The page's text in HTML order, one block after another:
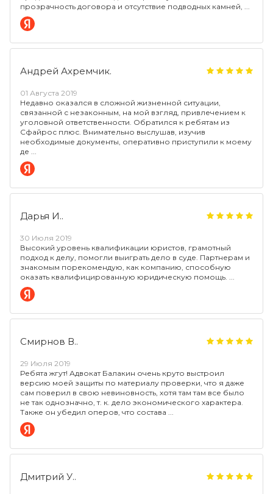
прозрачность договора и отсутствие подводных камней,
Андрей Ахремчик.
01 Августа 2019
Недавно оказался в сложной жизненной ситуации,
связанной с незаконным, на мой взгляд, привлечением к
уголовной ответственности. Обратился к ребятам из
Сфайрос плюс. Внимательно выслушав, изучив
необходимые документы, оперативно приступили к моему
де
Дарья И..
30 Июля 2019
Высокий уровень квалификации юристов, грамотный
подход к делу, помогли выиграть дело в суде. Партнерам и
знакомым порекомендую, как компанию, способную
оказать квалифицированную юридическую помощь.
Смирнов В..
29 Июля 2019
Ребята жгут! Адвокат Балакин очень круто выстроил
версию моей защиты по материалу проверки, что я даже
сам поверил в свою невиновность, хотя там там все было
не так однозначно, т. к. дело экономического характера.
Также он убедил оперов, что состава
Дмитрий У..